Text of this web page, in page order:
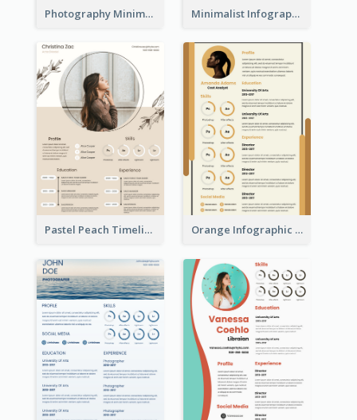
Photography Minimalist Design Resume Minimalist Infographic Resume
Pastel Peach Timeline Resume Orange Infographic Market Analyst Resume